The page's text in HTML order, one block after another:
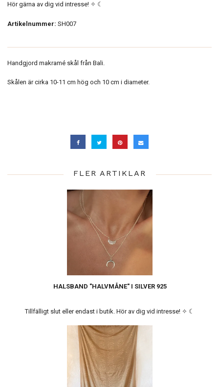
Hör gärna av dig vid intresse! ✧ ☾
Artikelnummer: SH007
Handgjord makramé skål från Bali.
Skålen är cirka 10-11 cm hög och 10 cm i diameter.
FLER ARTIKLAR
HALSBAND "HALVMÅNE" I SILVER 925
Tillfälligt slut eller endast i butik. Hör av dig vid intresse! ✧ ☾